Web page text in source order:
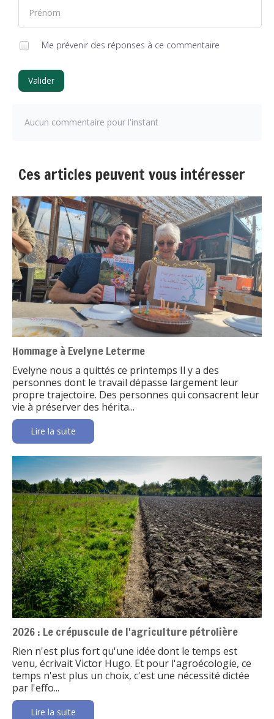
Me prévenir des réponses à ce commentaire
Valider
Aucun commentaire pour l'instant
Ces articles peuvent vous intéresser
Hommage à Evelyne Leterme
Evelyne nous a quittés ce printemps Il y a des
personnes dont le travail dépasse largement leur
propre trajectoire. Des personnes qui consacrent leur
vie à préserver des hérita...
Lire la suite
2026 : Le crépuscule de l'agriculture pétrolière
Rien n'est plus fort qu'une idée dont le temps est
venu, écrivait Victor Hugo. Et pour l'agroécologie, ce
temps n'est plus un choix, c'est une nécessité dictée
par l'effo...
Lire la suite